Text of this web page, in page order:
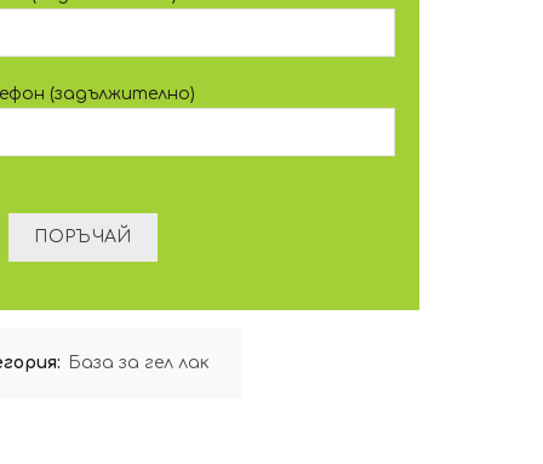
(задължително)
База за гел лак